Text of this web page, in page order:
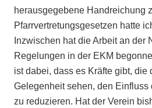
herausgegebene Handreichung
Pfarrvertretungsgesetzen hatte
Inzwischen hat die Arbeit an der
Regelungen in der EKM
ist dabei, dass es Kräfte gibt,
Gelegenheit sehen, den Einfluss
zu reduzieren. Hat der Verein